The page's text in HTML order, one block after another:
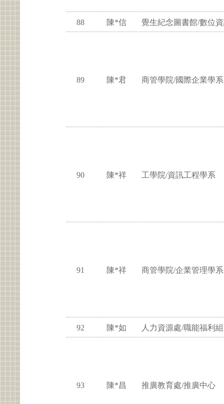
88 陳*信 覺生紀念圖書館/數位
89 陳*君 商管學院/國際企業學系
90 陳*祥 工學院/資訊工程學系
91 陳*祥 商管學院/企業管理學系
92 陳*如 人力資源處/職能福利組
93 陳*昌 推廣教育處/推廣中心